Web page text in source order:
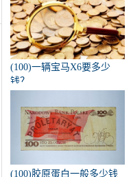
(100)一辆宝马X6要多少
钱？
(100)胶原蛋白一般多少钱